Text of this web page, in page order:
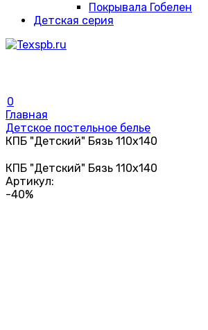
Покрывала Гобелен
Детская серия
0
Главная
Детское постельное белье
КПБ "Детский" Бязь 110х140
КПБ "Детский" Бязь 110х140
Артикул:
-40%